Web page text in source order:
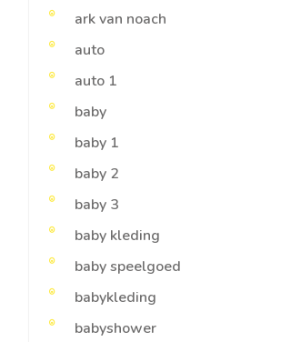
ark van noach
auto
auto 1
baby
baby 1
baby 2
baby 3
baby kleding
baby speelgoed
babykleding
babyshower